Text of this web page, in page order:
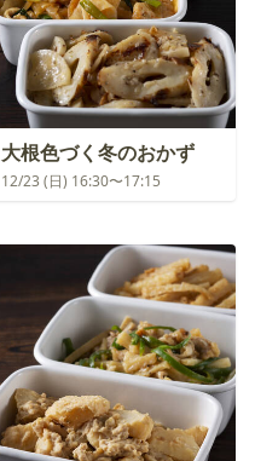
大根色づく冬のおかず
12/23 (日) 16:30〜17:15